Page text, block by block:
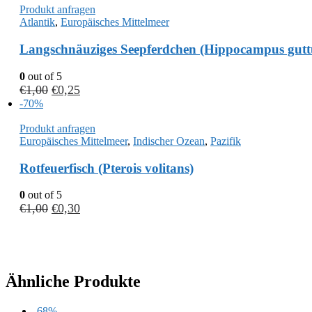
Produkt anfragen
Atlantik, Europäisches Mittelmeer
Langschnäuziges Seepferdchen (Hippocampus
0 out of 5
€1,00 €0,25
-70%
Produkt anfragen
Europäisches Mittelmeer, Indischer Ozean, Pazifik
Rotfeuerfisch (Pterois volitans)
0 out of 5
€1,00 €0,30
Ähnliche Produkte